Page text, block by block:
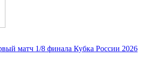
матч 1/8 финала Кубка России 2026